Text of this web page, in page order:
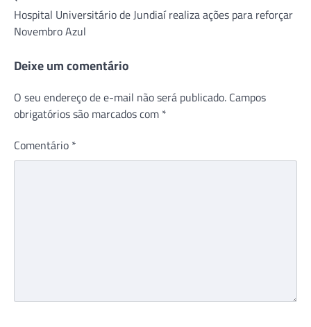
de
Post
Hospital Universitário de Jundiaí realiza ações para reforçar
Novembro Azul
Deixe um comentário
O seu endereço de e-mail não será publicado. Campos
obrigatórios são marcados com *
Comentário *